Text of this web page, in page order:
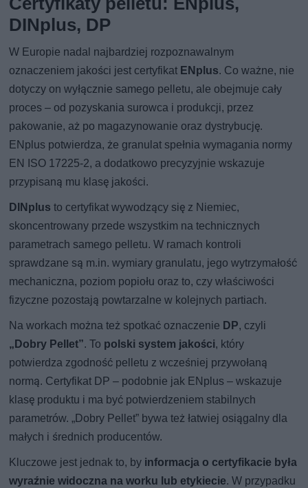
DINplus, DP
W Europie nadal najbardziej rozpoznawalnym
oznaczeniem jakości jest certyfikat ENplus. Co ważne, nie
dotyczy on wyłącznie samego pelletu, ale obejmuje cały
proces – od pozyskania surowca i produkcji, przez
pakowanie, aż po magazynowanie oraz dystrybucję.
ENplus potwierdza, że granulat spełnia wymagania normy
EN ISO 17225-2, a dodatkowo precyzyjnie wskazuje
przypisaną mu klasę jakości.
DINplus to certyfikat wywodzący się z Niemiec,
skoncentrowany przede wszystkim na technicznych
parametrach samego pelletu. W ramach kontroli
sprawdzane są m.in. wymiary granulatu, jego wytrzymałość
mechaniczna, poziom popiołu oraz to, czy właściwości
fizyczne pozostają powtarzalne w kolejnych partiach.
Na workach można też spotkać oznaczenie DP, czyli
„Dobry Pellet”. To polski system jakości, który
potwierdza zgodność pelletu z wcześniej przywołaną
normą. Certyfikat DP – podobnie jak ENplus – wskazuje
klasę produktu i ma być potwierdzeniem stabilnych
parametrów. „Dobry Pellet” bywa też łatwiej osiągalny dla
małych i średnich producentów.
Kluczowe jest jednak to, by informacja o certyfikacie była
wyraźnie widoczna na worku lub etykiecie. W przypadku